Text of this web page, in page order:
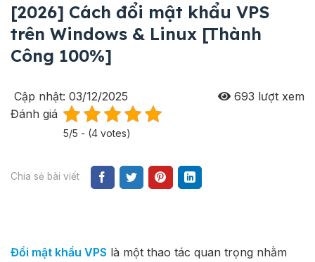
[2026] Cách đổi mật khẩu VPS
trên Windows & Linux [Thành
Công 100%]
Cập nhật: 03/12/2025 693 lượt xem
Đánh giá
5/5 - (4 votes)
Chia sẻ bài viết
Đổi mật khẩu VPS là một thao tác quan trọng nhằm